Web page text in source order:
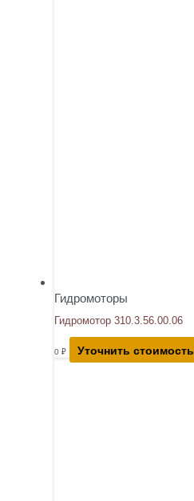
Гидромоторы
Гидромотор 310.3.56.00.06
0 ₽ Уточнить стоимость